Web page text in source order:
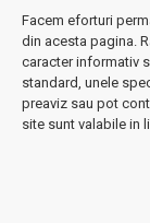
Facem eforturi
din acesta pagina.
caracter informativ
standard, unele
preaviz sau pot
site sunt valabile in